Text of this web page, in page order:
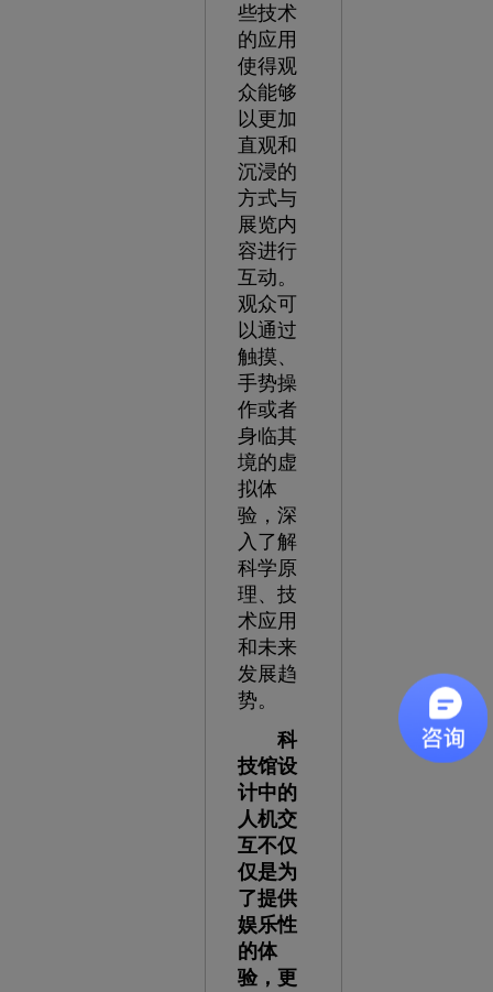
些技术
的应用
使得观
众能够
以更加
直观和
沉浸的
方式与
展览内
容进行
互动。
观众可
以通过
触摸、
手势操
作或者
身临其
境的虚
拟体
验，深
入了解
科学原
理、技
术应用
和未来
发展趋
势。
科
技馆设
计中的
人机交
互不仅
仅是为
了提供
娱乐性
的体
验，更